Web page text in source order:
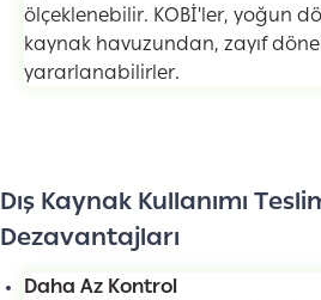
ölçeklenebilir. KOBİ'ler, yoğun
kaynak havuzundan, zayıf
yararlanabilirler.
Dış Kaynak Kullanımı
Dezavantajları
Daha Az Kontrol